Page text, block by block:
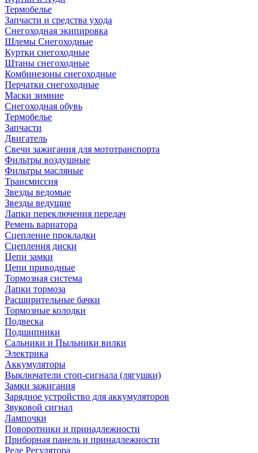
Термобелье
Запчасти и средства ухода
Снегоходная экипировка
Шлемы Снегоходные
Куртки снегоходные
Штаны снегоходные
Комбинезоны снегоходные
Перчатки снегоходные
Маски зимние
Снегоходная обувь
Термобелье
Запчасти
Двигатель
Свечи зажигания для мототранспорта
Фильтры воздушные
Фильтры масляные
Трансмиссия
Звезды ведомые
Звезды ведущие
Лапки переключения передач
Ремень вариатора
Сцепление прокладки
Сцепления диски
Цепи замки
Цепи приводные
Тормозная система
Лапки тормоза
Расширительные бачки
Тормозные колодки
Подвеска
Подшипники
Сальники и Пыльники вилки
Электрика
Аккумуляторы
Выключатели стоп-сигнала (лягушки)
Замки зажигания
Зарядное устройство для аккумуляторов
Звуковой сигнал
Лампочки
Поворотники и принадлежности
Приборная панель и принадлежности
Реле Регулятора